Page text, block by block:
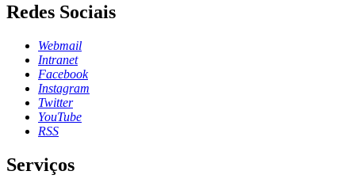
Redes Sociais
Webmail
Intranet
Facebook
Instagram
Twitter
YouTube
RSS
Serviços